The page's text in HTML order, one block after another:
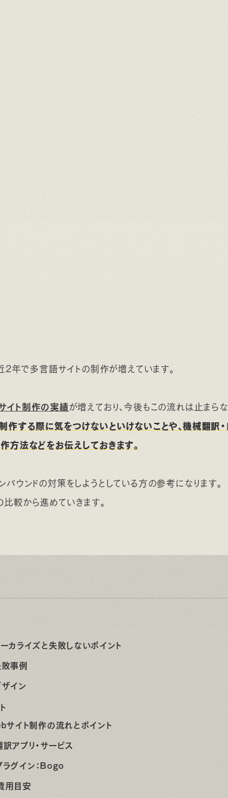
で多言語サイトの制作が増えています。
イト制作の実績が増えており、今後もこの流れは止まらな
作する際に気をつけないといけないことや、機械翻訳・
方法などをお伝えしておきます。
ウンドの対策をしようとしている方の参考になります。
較から進めていきます。
カライズと失敗しないポイント
事例
イン
イト制作の流れとポイント
アプリ・サービス
グイン：Bogo
用目安